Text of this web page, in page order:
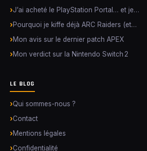
J’ai acheté le PlayStation Portal… et je…
Pourquoi je kiffe déjà ARC Raiders (et…
Mon avis sur le dernier patch APEX
Mon verdict sur la Nintendo Switch 2
LE BLOG
Qui sommes-nous ?
Contact
Mentions légales
Confidentialité